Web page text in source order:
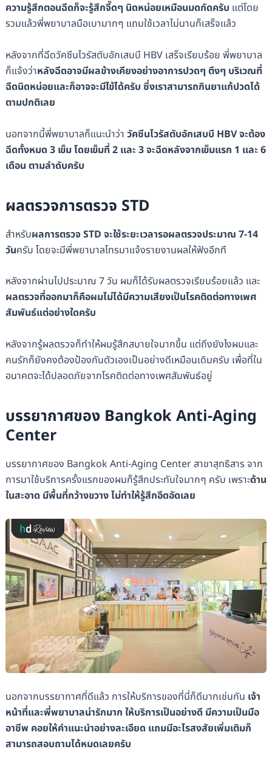
ความรู้สึกตอนฉีดก็จะรู้สึกจี๊ดๆ นิดหน่อยเหมือนมดกัดครับ แต่โดย
รวมแล้วพี่พยาบาลมือเบามากๆ แถมใช้เวลาไม่นานก็เสร็จแล้ว
หลังจากที่ฉีดวัคซีนไวรัสตับอักเสบบี HBV เสร็จเรียบร้อย พี่พยาบาล
ก็แจ้งว่าหลังฉีดอาจมีผลข้างเคียงอย่างอาการปวดๆ ตึงๆ บริเวณที่
ฉีดนิดหน่อยและก็อาจจะมีไข้ได้ครับ ซึ่งเราสามารถกินยาแก้ปวดได้
ตามปกติเลย
นอกจากนี้พี่พยาบาลก็แนะนำว่า วัคซีนไวรัสตับอักเสบบี HBV จะต้อง
ฉีดทั้งหมด 3 เข็ม โดยเข็มที่ 2 และ 3 จะฉีดหลังจากเข็มแรก 1 และ 6
เดือน ตามลำดับครับ
ผลตรวจการตรวจ STD
สำหรับผลการตรวจ STD จะใช้ระยะเวลารอผลตรวจประมาณ 7-14
วันครับ โดยจะมีพี่พยาบาลโทรมาแจ้งรายงานผลให้ฟังอีกที
หลังจากผ่านไปประมาณ 7 วัน ผมก็ได้รับผลตรวจเรียบร้อยแล้ว และ
ผลตรวจที่ออกมาก็คือผมไม่ได้มีความเสียงเป็นโรคติดต่อทางเพศ
สัมพันธ์แต่อย่างใดครับ
หลังจากรู้ผลตรวจก็ทำให้ผมรู้สึกสบายใจมากขึ้น แต่ถึงยังไงผมและ
คนรักก็ยังคงต้องป้องกันตัวเองเป็นอย่างดีเหมือนเดิมครับ เพื่อที่ใน
อนาคตจะได้ปลอดภัยจากโรคติดต่อทางเพศสัมพันธ์อยู่
บรรยากาศของ Bangkok Anti-Aging
Center
บรรยากาศของ Bangkok Anti-Aging Center สาขาสุทธิสาร จาก
การมาใช้บริการครั้งแรกของผมก็รู้สึกประทับใจมากๆ ครับ เพราะด้าน
ในสะอาด มีพื้นที่กว้างขวาง ไม่ทำให้รู้สึกอึดอัดเลย
นอกจากบรรยากาศที่ดีแล้ว การให้บริการของที่นี่ก็ดีมากเช่นกัน เจ้า
หน้าที่และพี่พยาบาลน่ารักมาก ให้บริการเป็นอย่างดี มีความเป็นมือ
อาชีพ คอยให้คำแนะนำอย่างละเอียด แถมมีอะไรสงสัยเพิ่มเติมก็
สามารถสอบถามได้หมดเลยครับ